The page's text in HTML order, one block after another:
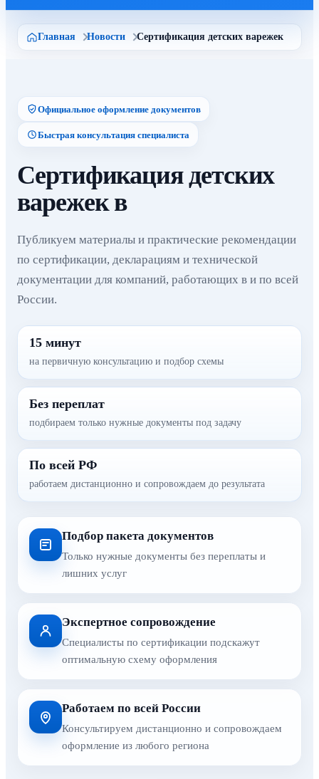
Главная Новости Сертификация детских варежек
Официальное оформление документов
Быстрая консультация специалиста
Сертификация детских
варежек в
Публикуем материалы и практические рекомендации
по сертификации, декларациям и технической
документации для компаний, работающих в и по всей
России.
15 минут
на первичную консультацию и подбор схемы
Без переплат
подбираем только нужные документы под задачу
По всей РФ
работаем дистанционно и сопровождаем до результата
Подбор пакета документов
Только нужные документы без переплаты и
лишних услуг
Экспертное сопровождение
Специалисты по сертификации подскажут
оптимальную схему оформления
Работаем по всей России
Консультируем дистанционно и сопровождаем
оформление из любого региона